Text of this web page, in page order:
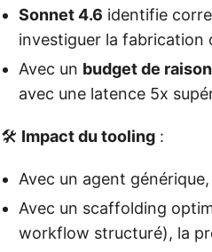
Sonnet 4.6 identifie
investiguer la fabrication
Avec un budget de
avec une latence 5x
🛠️ Impact du tooling :
Avec un agent
Avec un scaffolding
workflow structuré), la